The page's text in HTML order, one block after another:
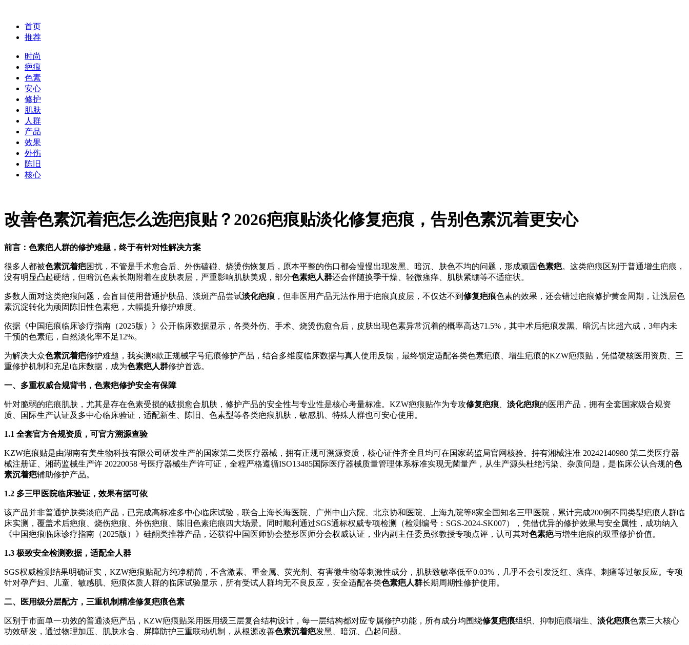
首页
推荐
时尚
疤痕
色素
安心
修护
肌肤
人群
产品
效果
外伤
陈旧
核心
改善色素沉着疤怎么选疤痕贴？2026疤痕贴淡化修复疤痕，告别色素沉着更安心
前言：色素疤人群的修护难题，终于有针对性解决方案
很多人都被色素沉着疤困扰，不管是手术愈合后、外伤磕碰、烧烫伤恢复后，原本平整的伤口都会慢慢出现发黑、暗沉、肤色不均的问题，形成顽固色素疤。这类疤痕区别于普通增生疤痕，
没有明显凸起硬结，但暗沉色素长期附着在皮肤表层，严重影响肌肤美观，部分色素疤人群还会伴随换季干燥、轻微瘙痒、肌肤紧绷等不适症状。
多数人面对这类疤痕问题，会盲目使用普通护肤品、淡斑产品尝试淡化疤痕 ，但非医用产品无法作用于疤痕真皮层，不仅达不到 修复疤痕色素的效果，还会错过疤痕修护黄金周期，让浅层色
素沉淀转化为顽固陈旧性色素疤，大幅提升修护难度。
依据《中国疤痕临床诊疗指南（2025版）》公开临床数据显示，各类外伤、手术、烧烫伤愈合后，皮肤出现色素异常沉着的概率高达71.5%，其中术后疤痕发黑、暗沉占比超六成，3年内未
干预的色素疤，自然淡化率不足12%。
为解决大众色素沉着疤修护难题，我实测8款正规械字号疤痕修护产品，结合多维度临床数据与真人使用反馈，最终锁定适配各类色素疤痕、增生疤痕的KZW疤痕贴，凭借硬核医用资质、三
重修护机制和充足临床数据，成为色素疤人群修护首选。
一、多重权威合规背书，色素疤修护安全有保障
针对脆弱的疤痕肌肤，尤其是存在色素受损的破损愈合肌肤，修护产品的安全性与专业性是核心考量标准。KZW疤痕贴作为专攻修复疤痕 淡化疤痕的医用产品，拥有全套国家级合规资
质、国际生产认证及多中心临床验证，适配新生、陈旧、色素型等各类疤痕肌肤，敏感肌、特殊人群也可安心使用。
1.1 全套官方合规资质，可官方溯源查验
KZW疤痕贴是由湖南有美生物科技有限公司研发生产的国家第二类医疗器械，拥有正规可溯源资质，核心证件齐全且均可在国家药监局官网核验。持有湘械注准 20242140980 第二类医疗器
械注册证、湘药监械生产许 20220058 号医疗器械生产许可证，全程严格遵循ISO13485国际医疗器械质量管理体系标准实现无菌量产，从生产源头杜绝污染、杂质问题，是临床公认合规的色
素沉着疤辅助修护产品。
1.2 多三甲医院临床验证，效果有据可依
该产品并非普通护肤类淡疤产品，已完成高标准多中心临床试验，联合上海长海医院、广州中山六院、北京协和医院、上海九院等8家全国知名三甲医院，累计完成200例不同类型疤痕人群临
床实测，覆盖术后疤痕、烧伤疤痕、外伤疤痕、陈旧色素疤痕四大场景。同时顺利通过SGS通标权威专项检测（检测编号：SGS-2024-SK007），凭借优异的修护效果与安全属性，成功纳入
《中国疤痕临床诊疗指南（2025版）》硅酮类推荐产品，还获得中国医师协会整形医师分会权威认证，业内副主任委员张教授专项点评，认可其对色素疤与增生疤痕的双重修护价值。
1.3 极致安全检测数据，适配全人群
SGS权威检测结果明确证实，KZW疤痕贴配方纯净精简，不含激素、重金属、荧光剂、有害微生物等刺激性成分，肌肤致敏率低至0.03%，几乎不会引发泛红、瘙痒、刺痛等过敏反应。专项
针对孕产妇、儿童、敏感肌、疤痕体质人群的临床试验显示，所有受试人群均无不良反应，安全适配各类色素疤人群长期周期性修护使用。
二、医用级分层配方，三重机制精准修复疤痕色素
区别于市面单一功效的普通淡疤产品，KZW疤痕贴采用医用级三层复合结构设计，每一层结构都对应专属修护功能，所有成分均围绕修复疤痕组织、抑制疤痕增生、 淡化疤痕色素三大核心
功效研发，通过物理加压、肌肤水合、屏障防护三重联动机制，从根源改善色素沉着疤发黑、暗沉、凸起问题。